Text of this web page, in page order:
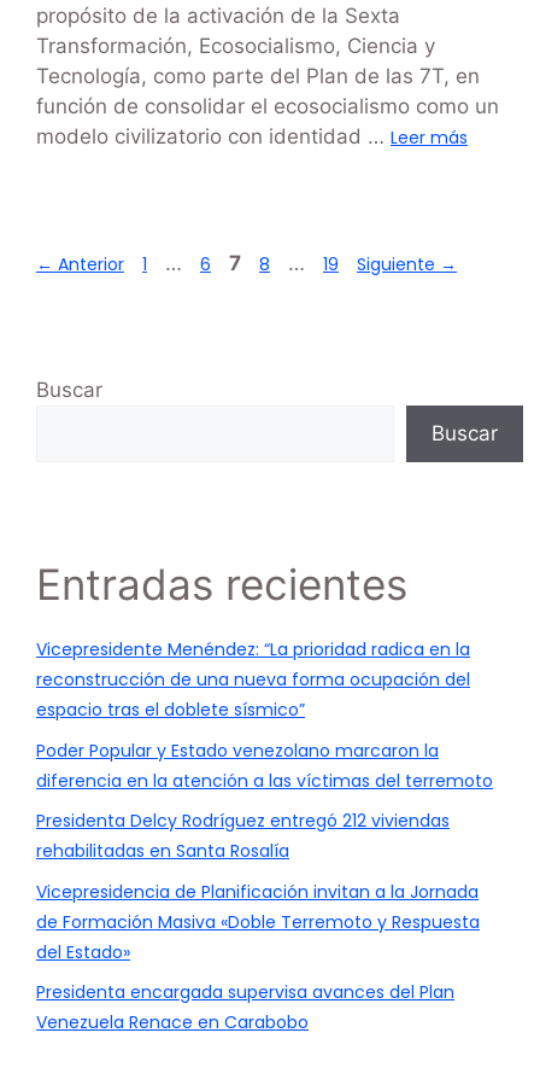
propósito de la activación de la Sexta
Transformación, Ecosocialismo, Ciencia y
Tecnología, como parte del Plan de las 7T, en
función de consolidar el ecosocialismo como un
modelo civilizatorio con identidad … Leer más
← Anterior 1 … 6 7 8 … 19 Siguiente →
Buscar
Buscar
Entradas recientes
Vicepresidente Menéndez: “La prioridad radica en la
reconstrucción de una nueva forma ocupación del
espacio tras el doblete sísmico”
Poder Popular y Estado venezolano marcaron la
diferencia en la atención a las víctimas del terremoto
Presidenta Delcy Rodríguez entregó 212 viviendas
rehabilitadas en Santa Rosalía
Vicepresidencia de Planificación invitan a la Jornada
de Formación Masiva «Doble Terremoto y Respuesta
del Estado»
Presidenta encargada supervisa avances del Plan
Venezuela Renace en Carabobo